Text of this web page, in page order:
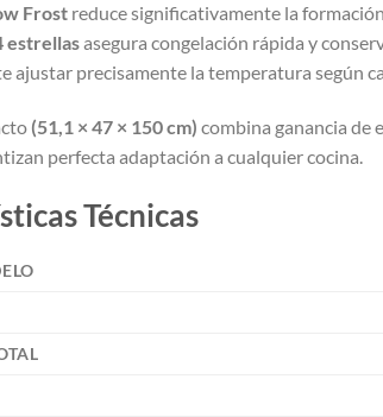
Frost reduce significativamente la
estrellasasegura congelación rápida y
ajustar precisamente la temperatura según
(51,1 × 47 × 150 cm) combina ganancia de
perfecta adaptación a cualquier cocina.
Técnicas